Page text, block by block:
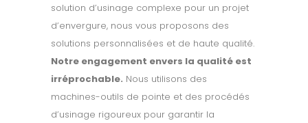
solution d’usinage complexe pour un projet
d’envergure, nous vous proposons des
solutions personnalisées et de haute qualité.
Notre engagement envers la qualité est
irréprochable. Nous utilisons des
machines-outils de pointe et des procédés
d’usinage rigoureux pour garantir la